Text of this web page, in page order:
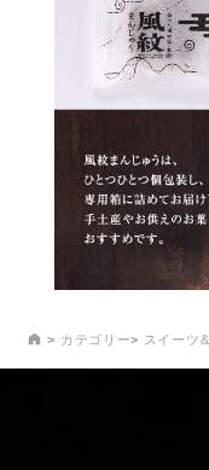
カテゴリー スイーツ